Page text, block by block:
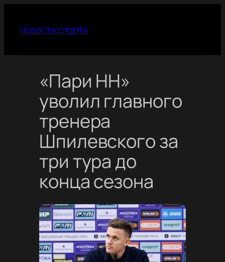
содержимому
Новости спорта
«Пари НН»
уволил главного
тренера
Шпилевского за
три тура до
конца сезона